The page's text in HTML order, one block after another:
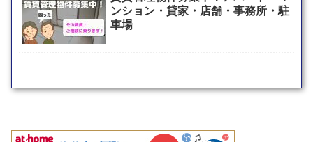
ンション・貸家・店舗・事務所・駐
車場